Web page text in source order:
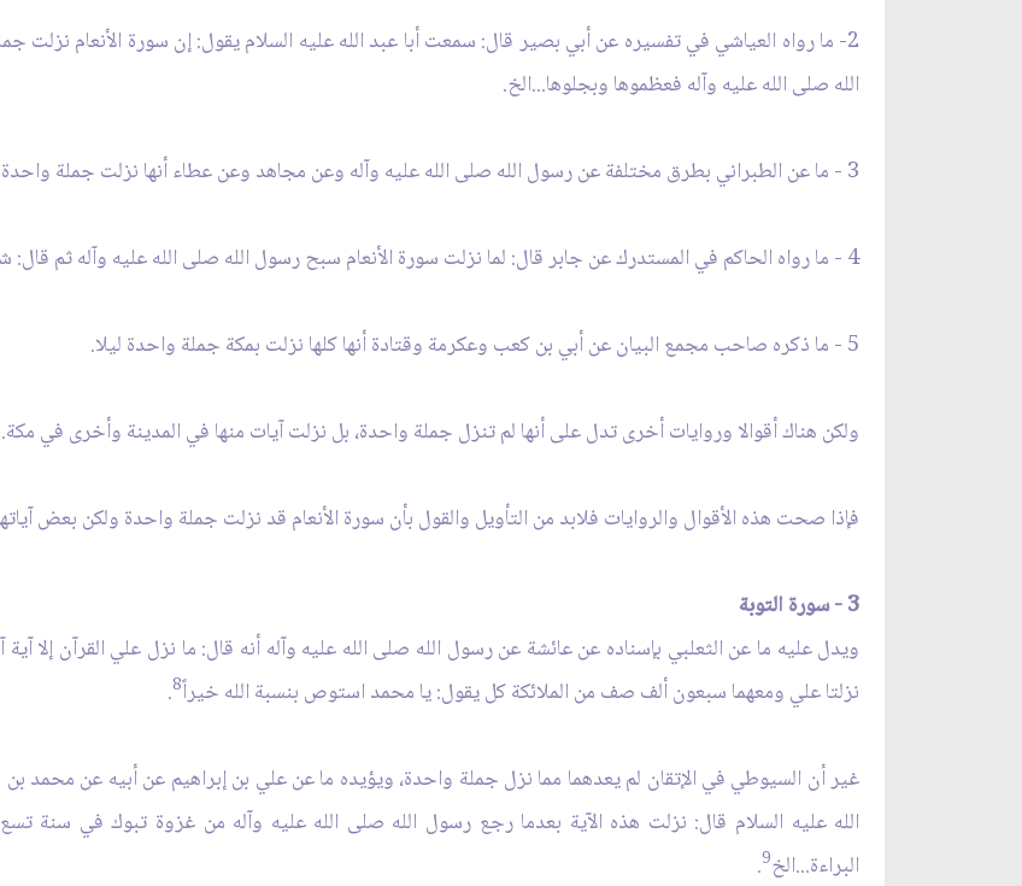
2- ما رواه العياشي في تفسيره عن أبي بصير قال: سمعت أبا عبد الله عليه السلام يقول: إن سورة الأنعام
الله صلى الله عليه وآله فعظموها وبجلوها...الخ.
3 - ما عن الطبراني بطرق مختلفة عن رسول الله صلى الله عليه وآله وعن مجاهد وعن عطاء أنها نزلت جملة واحدة
4 - ما رواه الحاكم في المستدرك عن جابر قال: لما نزلت سورة الأنعام سبح رسول الله صلى الله عليه وآله ثم قال: شيع هذه السورة من الملائكة ما سد الأفق
5 - ما ذكره صاحب مجمع البيان عن أبي بن كعب وعكرمة وقتادة أنها كلها نزلت بمكة جملة واحدة ليلا.
ولكن هناك أقوالا وروايات أخرى تدل على أنها لم تنزل جملة واحدة، بل نزلت آيات منها في المدينة وأخرى في مكة.
فإذا صحت هذه الأقوال والروايات فلابد من التأويل والقول بأن سورة الأنعام قد نزلت جملة واحدة ولكن بعض
3 - سورة التوبة
ويدل عليه ما عن الثعلبي بإسناده عن عائشة عن رسول الله صلى الله عليه وآله أنه قال: ما نزل علي القرآن إلا
نزلتا علي ومعهما سبعون ألف صف من الملائكة كل يقول: يا محمد استوص بنسبة الله خيراً8
.
غير أن السيوطي في الإتقان لم يعدهما مما نزل جملة واحدة، ويؤيده ما عن علي بن إبراهيم عن أبيه عن محمد
الله عليه السلام قال: نزلت هذه الآية بعدما رجع رسول الله صلى الله عليه وآله من غزوة تبوك في سنة
البراءة...الخ9
.